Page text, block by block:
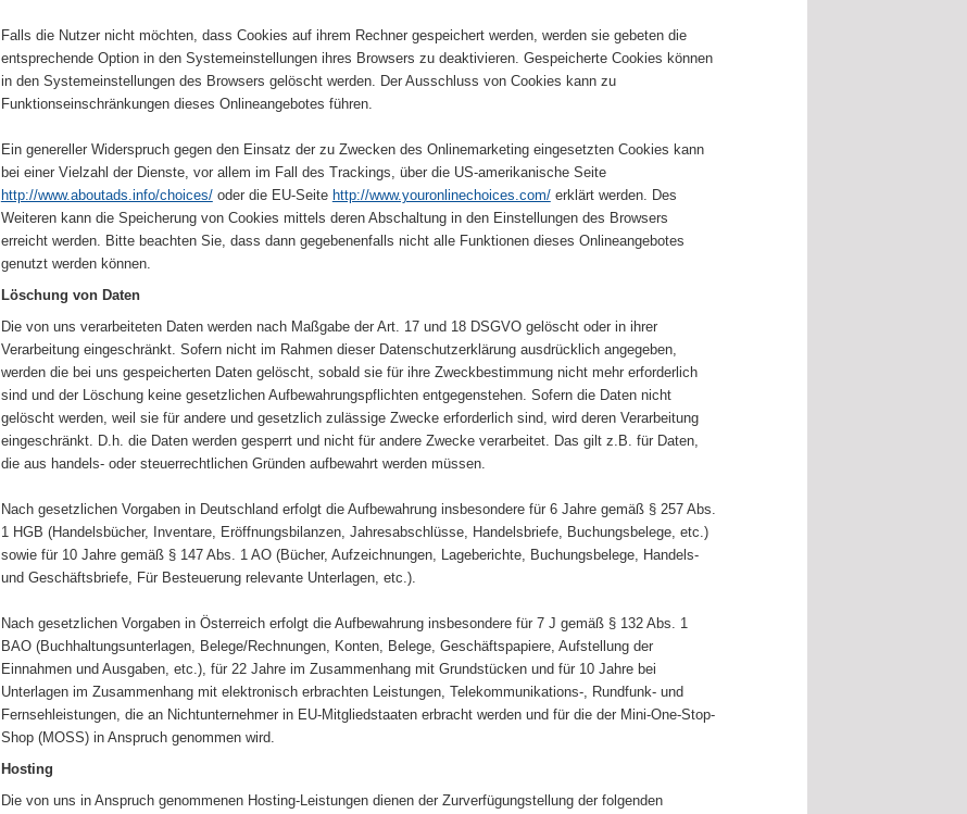
Falls die Nutzer nicht möchten, dass Cookies auf ihrem Rechner gespeichert werden, werden sie gebeten die
entsprechende Option in den Systemeinstellungen ihres Browsers zu deaktivieren. Gespeicherte Cookies können
in den Systemeinstellungen des Browsers gelöscht werden. Der Ausschluss von Cookies kann zu
Funktionseinschränkungen dieses Onlineangebotes führen.
Ein genereller Widerspruch gegen den Einsatz der zu Zwecken des Onlinemarketing eingesetzten Cookies kann
bei einer Vielzahl der Dienste, vor allem im Fall des Trackings, über die US-amerikanische Seite
http://www.aboutads.info/choices/oder die EU-Seite http://www.youronlinechoices.com/erklärt werden. Des
Weiteren kann die Speicherung von Cookies mittels deren Abschaltung in den Einstellungen des Browsers
erreicht werden. Bitte beachten Sie, dass dann gegebenenfalls nicht alle Funktionen dieses Onlineangebotes
genutzt werden können.
Löschung von Daten
Die von uns verarbeiteten Daten werden nach Maßgabe der Art. 17 und 18 DSGVO gelöscht oder in ihrer
Verarbeitung eingeschränkt. Sofern nicht im Rahmen dieser Datenschutzerklärung ausdrücklich angegeben,
werden die bei uns gespeicherten Daten gelöscht, sobald sie für ihre Zweckbestimmung nicht mehr erforderlich
sind und der Löschung keine gesetzlichen Aufbewahrungspflichten entgegenstehen. Sofern die Daten nicht
gelöscht werden, weil sie für andere und gesetzlich zulässige Zwecke erforderlich sind, wird deren Verarbeitung
eingeschränkt. D.h. die Daten werden gesperrt und nicht für andere Zwecke verarbeitet. Das gilt z.B. für Daten,
die aus handels- oder steuerrechtlichen Gründen aufbewahrt werden müssen.
Nach gesetzlichen Vorgaben in Deutschland erfolgt die Aufbewahrung insbesondere für 6 Jahre gemäß § 257 Abs.
1 HGB (Handelsbücher, Inventare, Eröffnungsbilanzen, Jahresabschlüsse, Handelsbriefe, Buchungsbelege, etc.)
sowie für 10 Jahre gemäß § 147 Abs. 1 AO (Bücher, Aufzeichnungen, Lageberichte, Buchungsbelege, Handels-
und Geschäftsbriefe, Für Besteuerung relevante Unterlagen, etc.).
Nach gesetzlichen Vorgaben in Österreich erfolgt die Aufbewahrung insbesondere für 7 J gemäß § 132 Abs. 1
BAO (Buchhaltungsunterlagen, Belege/Rechnungen, Konten, Belege, Geschäftspapiere, Aufstellung der
Einnahmen und Ausgaben, etc.), für 22 Jahre im Zusammenhang mit Grundstücken und für 10 Jahre bei
Unterlagen im Zusammenhang mit elektronisch erbrachten Leistungen, Telekommunikations-, Rundfunk- und
Fernsehleistungen, die an Nichtunternehmer in EU-Mitgliedstaaten erbracht werden und für die der Mini-One-Stop-
Shop (MOSS) in Anspruch genommen wird.
Hosting
Die von uns in Anspruch genommenen Hosting-Leistungen dienen der Zurverfügungstellung der folgenden